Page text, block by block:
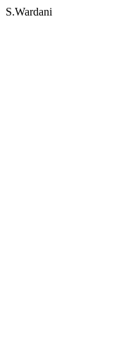
S.Wardani